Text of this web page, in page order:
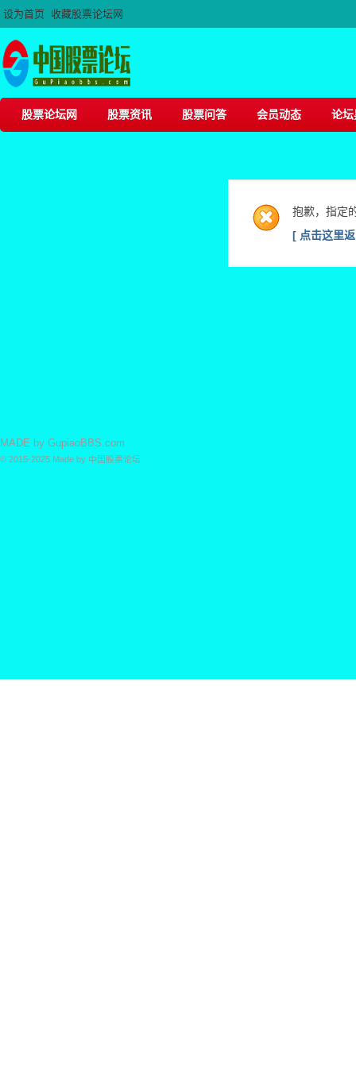
设为首页 收藏股票论坛网
股票论坛网 股票资讯 股票问答 会员动态 论坛
抱歉，指定
[ 点击这里
MADE by GupiaoBBS.com
© 2015-2025 Made by 中国股票论坛